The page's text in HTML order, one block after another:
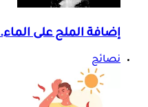
إضافة الملح على
نصائح